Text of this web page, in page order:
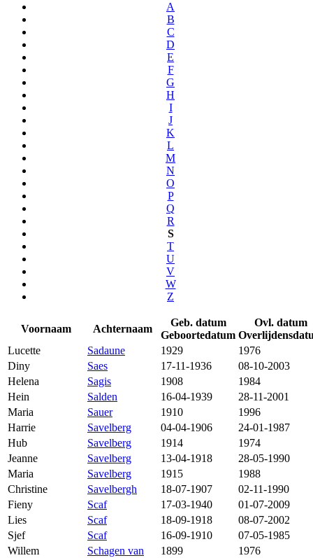
A
B
C
D
E
F
G
H
I
J
K
L
M
N
O
P
Q
R
S
T
U
V
W
Z
Voornaam Achternaam
Geb. datum
Geboortedatum
Ovl. datum
Lucette
Sadaune 1929
1976
Diny
Saes 17-11-1936
08-10-2003
Helena
Sagis 1908
1984
Hein
Salden 16-04-1939
28-11-2001
Maria
Sauer 1910
1996
Harrie
Savelberg 04-04-1906
24-01-1987
Hub
Savelberg 1914
1974
Jeanne
Savelberg 13-04-1918
28-05-1990
Maria
Savelberg 1915
1988
Christine
Savelbergh 18-07-1907
02-11-1990
Fieny
Scaf 17-03-1940
01-07-2009
Lies
Scaf 18-09-1918
08-07-2002
Sjef
Scaf 16-09-1910
07-05-1985
Willem
Schagen van 1899
1976